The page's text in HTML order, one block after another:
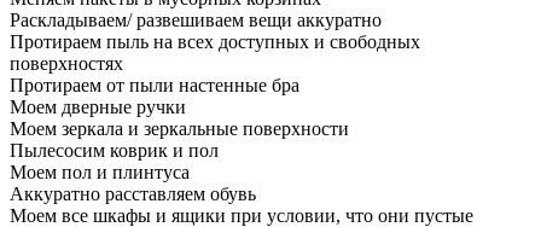
Раскладываем/ развешиваем вещи аккуратно
Протираем пыль на всех доступных и свободных
поверхностях
Протираем от пыли настенные бра
Моем дверные ручки
Моем зеркала и зеркальные поверхности
Пылесосим коврик и пол
Моем пол и плинтуса
Аккуратно расставляем обувь
Моем все шкафы и ящики при условии, что они пустые